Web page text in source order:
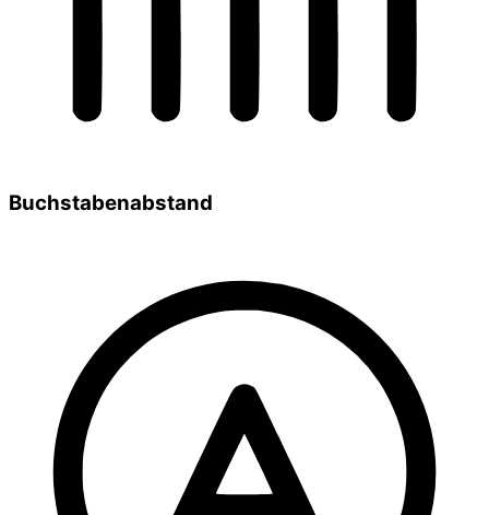
Buchstabenabstand